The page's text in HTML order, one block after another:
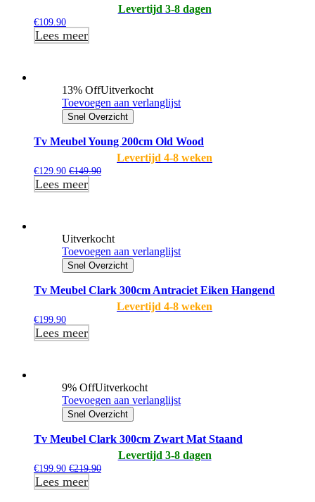
Levertijd 3-8 dagen
€109.90
Lees meer
13% OffUitverkocht
Toevoegen aan verlanglijst
Snel Overzicht
Tv Meubel Young 200cm Old Wood
Levertijd 4-8 weken
€129.90 €149.90
Lees meer
Uitverkocht
Toevoegen aan verlanglijst
Snel Overzicht
Tv Meubel Clark 300cm Antraciet Eiken Hangend
Levertijd 4-8 weken
€199.90
Lees meer
9% OffUitverkocht
Toevoegen aan verlanglijst
Snel Overzicht
Tv Meubel Clark 300cm Zwart Mat Staand
Levertijd 3-8 dagen
€199.90 €219.90
Lees meer